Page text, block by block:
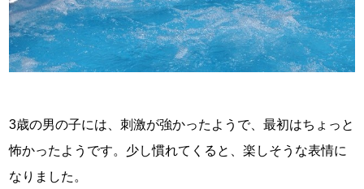
3歳の男の子には、刺激が強かったようで、最初はちょっと
怖かったようです。少し慣れてくると、楽しそうな表情に
なりました。